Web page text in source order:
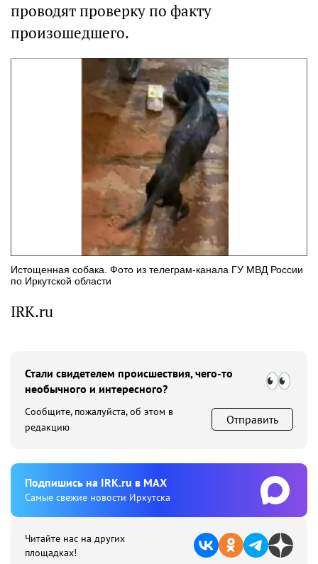
проводят проверку по факту
произошедшего.
Истощенная собака. Фото из телеграм-канала ГУ МВД России
по Иркутской области
IRK.ru
Стали свидетелем происшествия, чего-то
необычного и интересного?
Сообщите, пожалуйста, об этом в
редакцию
Отправить
Подпишиcь на IRK.ru в MAX
Cамые свежие новости Иркутска
Читайте нас на других
площадках!